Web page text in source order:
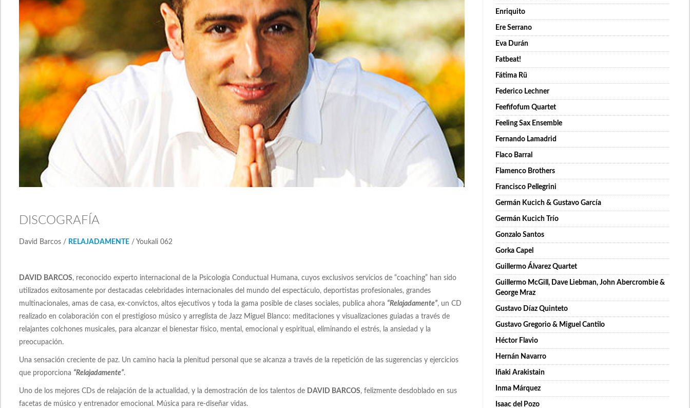
DISCOGRAFÍA
David Barcos / RELAJADAMENTE / Youkali 062
DAVID BARCOS, reconocido experto internacional de la Psicología Conductual Humana, cuyos exclusivos servicios de “coaching” han sido
utilizados exitosamente por destacadas celebridades internacionales del mundo del espectáculo, deportistas profesionales, grandes
multinacionales, amas de casa, ex-convictos, altos ejecutivos y toda la gama posible de clases sociales, publica ahora “Relajadamente”, un CD
realizado en colaboración con el prestigioso músico y arreglista de Jazz Miguel Blanco: meditaciones y visualizaciones guiadas a través de
relajantes colchones musicales, para alcanzar el bienestar físico, mental, emocional y espiritual, eliminando el estrés, la ansiedad y la
preocupación.
Una sensación creciente de paz. Un camino hacia la plenitud personal que se alcanza a través de la repetición de las sugerencias y ejercicios
que proporciona “Relajadamente”.
Uno de los mejores CDs de relajación de la actualidad, y la demostración de los talentos de DAVID BARCOS, felizmente desdoblado en sus
facetas de músico y entrenador emocional. Música para re-diseñar vidas.
Enriquito
Ere Serrano
Eva Durán
Fatbeat!
Fátima Rü
Federico Lechner
Feefifofum Quartet
Feeling Sax Ensemble
Fernando Lamadrid
Flaco Barral
Flamenco Brothers
Francisco Pellegrini
Germán Kucich & Gustavo García
Germán Kucich Trío
Gonzalo Santos
Gorka Capel
Guillermo Álvarez Quartet
Guillermo McGill, Dave Liebman, John Abercrombie &
George Mraz
Gustavo Díaz Quinteto
Gustavo Gregorio & Miguel Cantilo
Héctor Flavio
Hernán Navarro
Iñaki Arakistain
Inma Márquez
Isaac del Pozo